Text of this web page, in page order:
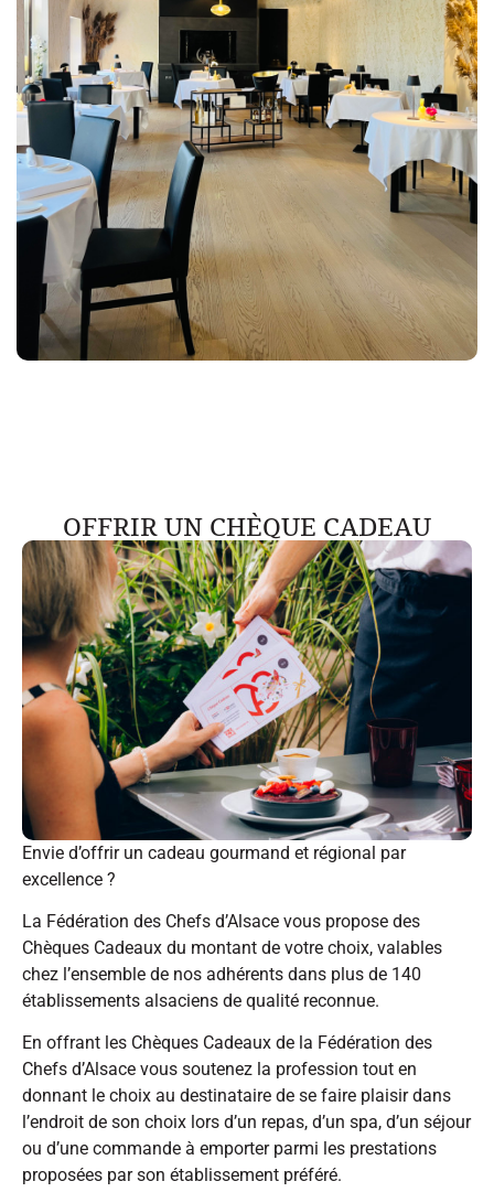
OFFRIR UN CHÈQUE CADEAU
Envie d’offrir un cadeau gourmand et régional par
excellence ?
La Fédération des Chefs d’Alsace vous propose des
Chèques Cadeaux du montant de votre choix, valables
chez l’ensemble de nos adhérents dans plus de 140
établissements alsaciens de qualité reconnue.
En offrant les Chèques Cadeaux de la Fédération des
Chefs d’Alsace vous soutenez la profession tout en
donnant le choix au destinataire de se faire plaisir dans
l’endroit de son choix lors d’un repas, d’un spa, d’un séjour
ou d’une commande à emporter parmi les prestations
proposées par son établissement préféré.